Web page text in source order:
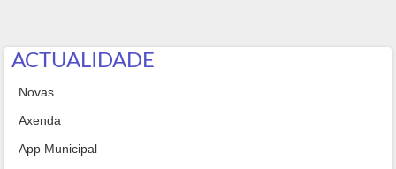
ACTUALIDADE
Novas
Axenda
App Municipal